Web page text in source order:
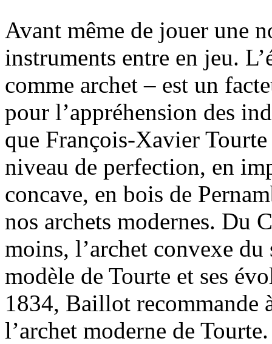
Avant même de jouer une
instruments entre en jeu.
comme archet – est un
pour l’appréhension des
que François-Xavier
niveau de perfection, en
concave, en bois de
nos archets modernes. Du
moins, l’archet convexe
modèle de Tourte et ses
1834, Baillot recommande
l’archet moderne de Tourte.